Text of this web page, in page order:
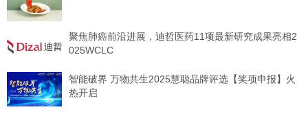
聚焦肺癌前沿进展，迪哲医药11项最新研究成果亮相2
025WCLC
智能破界 万物共生2025慧聪品牌评选【奖项申报】火
热开启